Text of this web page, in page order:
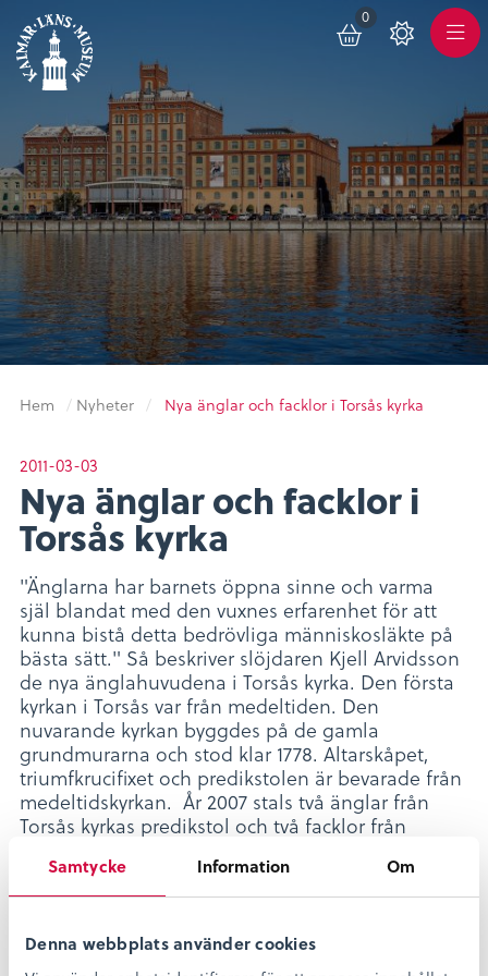
Samtycke Information Om
Denna webbplats använder cookies
Varukorg
0 Toggle
Color
Scheme
Meny
Hem / Nyheter / Nya änglar och facklor i Torsås kyrka
2011-03-03
Nya änglar och facklor i
Torsås kyrka
"Änglarna har barnets öppna sinne och varma
själ blandat med den vuxnes erfarenhet för att
kunna bistå detta bedrövliga människosläkte på
bästa sätt." Så beskriver slöjdaren Kjell Arvidsson
de nya änglahuvudena i Torsås kyrka. Den första
kyrkan i Torsås var från medeltiden. Den
nuvarande kyrkan byggdes på de gamla
grundmurarna och stod klar 1778. Altarskåpet,
triumfkrucifixet och predikstolen är bevarade från
medeltidskyrkan. År 2007 stals två änglar från
Torsås kyrkas predikstol och två facklor från
predikstolen är från 1680-talet. Facklorna är
troligtvis från 1950-talet. Torsås kyrkliga
stulna delarna. Efter att tillstånd från
Länsstyrelsen var klart anlitades slöjdaren Kjell